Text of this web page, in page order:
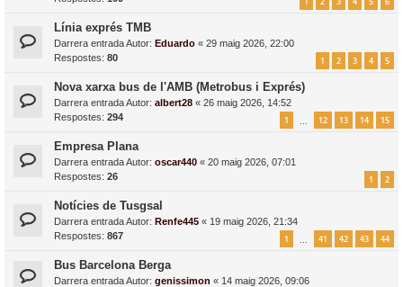
Línia exprés TMB
Darrera entrada Autor: Eduardo « 29 maig 2026, 22:00
Respostes: 80 1 2 3 4 5
Nova xarxa bus de l'AMB (Metrobus i Exprés)
Darrera entrada Autor: albert28 « 26 maig 2026, 14:52
Respostes: 294 1 12 13 14 15
Empresa Plana
Darrera entrada Autor: oscar440 « 20 maig 2026, 07:01
Respostes: 26 1 2
Notícies de Tusgsal
Darrera entrada Autor: Renfe445 « 19 maig 2026, 21:34
Respostes: 867 1 41 42 43 44
Bus Barcelona Berga
Darrera entrada Autor: genissimon « 14 maig 2026, 09:06